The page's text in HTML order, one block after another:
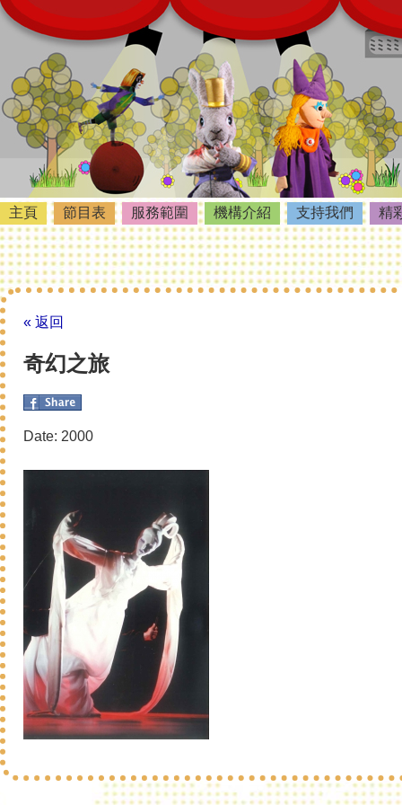
主頁 節目表 服務範圍 機構介紹 支持我們 精
« 返回
奇幻之旅
Date: 2000